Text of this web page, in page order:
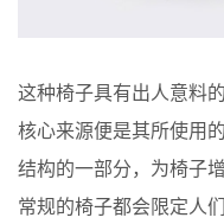
这种椅子具有出人意料
核心来源便是其所使用
结构的一部分，为椅子
常规的椅子都会限定人